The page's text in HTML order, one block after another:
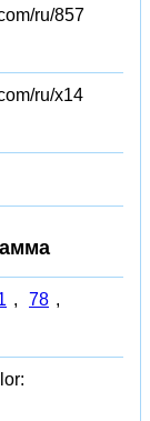
ru/857
ru/x14
, 78 ,